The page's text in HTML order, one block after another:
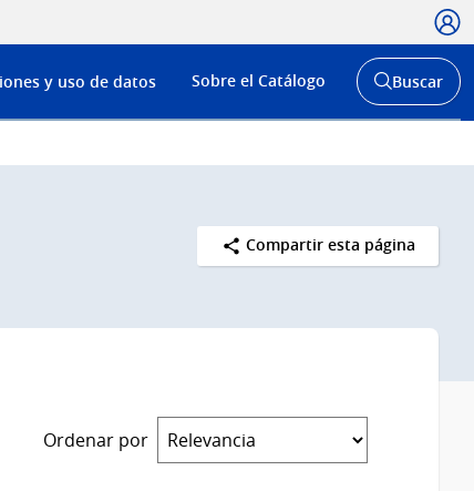
Menú
de
y uso de datos Sobre el Catálogo
Abrir
buscador
Buscar
Compartir esta página
Ordenar por